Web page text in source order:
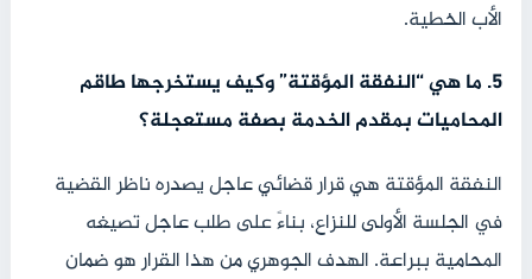
الأب الخطية.
5. ما هي “النفقة المؤقتة” وكيف يستخرجها طاقم
المحاميات بمقدم الخدمة بصفة مستعجلة؟
النفقة المؤقتة هي قرار قضائي عاجل يصدره ناظر القضية
في الجلسة الأولى للنزاع، بناءً على طلب عاجل تصيغه
المحامية ببراعة. الهدف الجوهري من هذا القرار هو ضمان